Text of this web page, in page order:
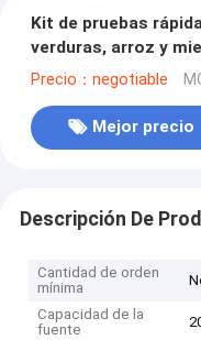
Kit de pruebas
verduras, arroz y
Precio：negotiable
Mejor precio
Descripción De
Cantidad de orden
mínima
Capacidad de la
fuente